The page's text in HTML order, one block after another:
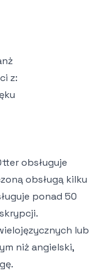
z:
obsługuje
obsługą kilku
ponad 50
lub
niż angielski,